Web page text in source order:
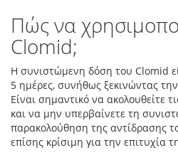
Πώς να
Clomid;
Η συνιστώμενη δόση του Clomid
5 ημέρες, συνήθως ξεκινώντας
Είναι σημαντικό να ακολουθείτε
και να μην υπερβαίνετε τη
παρακολούθηση της αντίδρασης
επίσης κρίσιμη για την επιτυχία